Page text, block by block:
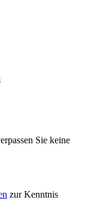
Sie keine
zur Kenntnis